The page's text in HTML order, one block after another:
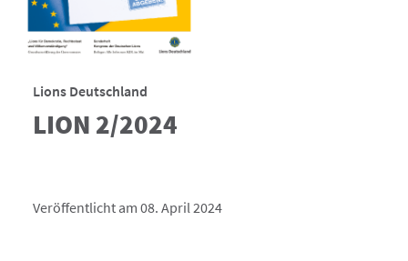
Lions Deutschland
LION 2/2024
Veröffentlicht am 08. April 2024